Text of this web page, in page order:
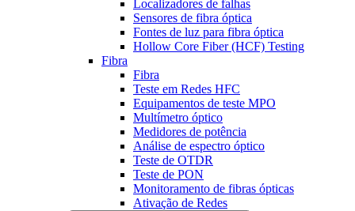
Localizadores de falhas
Sensores de fibra óptica
Fontes de luz para fibra óptica
Hollow Core Fiber (HCF) Testing
Fibra
Fibra
Teste em Redes HFC
Equipamentos de teste MPO
Multímetro óptico
Medidores de potência
Análise de espectro óptico
Teste de OTDR
Teste de PON
Monitoramento de fibras ópticas
Ativação de Redes